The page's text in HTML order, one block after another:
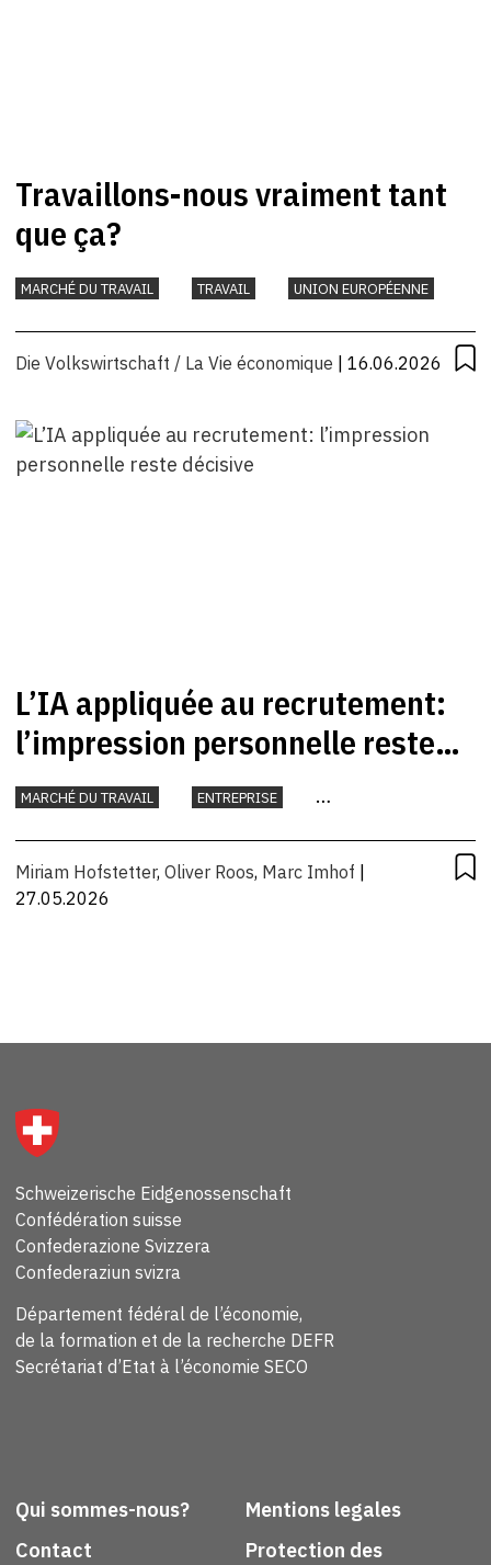
Travaillons-nous vraiment tant
que ça?
MARCHÉ DU TRAVAIL TRAVAIL UNION EUROPÉENNE
Die Volkswirtschaft / La Vie économique | 16.06.2026
L’IA appliquée au recrutement:
l’impression personnelle reste
décisive
MARCHÉ DU TRAVAIL
ENTREPRISE
Miriam Hofstetter, Oliver Roos, Marc Imhof |
27.05.2026
Schweizerische Eidgenossenschaft
Confédération suisse
Confederazione Svizzera
Confederaziun svizra
Département fédéral de l’économie,
de la formation et de la recherche DEFR
Secrétariat d’Etat à l’économie SECO
Qui sommes-nous?
Contact
Mentions legales
Protection des